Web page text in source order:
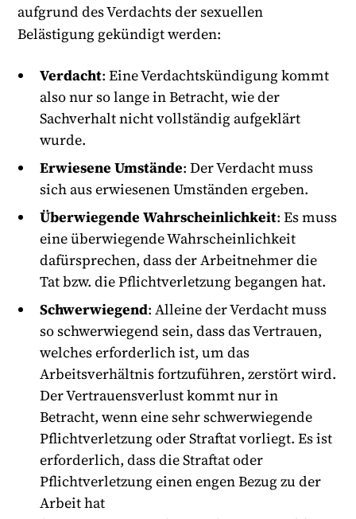
aufgrund des Verdachts der sexuellen
Belästigung gekündigt werden:
Verdacht: Eine Verdachtskündigung kommt
also nur so lange in Betracht, wie der
Sachverhalt nicht vollständig aufgeklärt
wurde.
Erwiesene Umstände: Der Verdacht muss
sich aus erwiesenen Umständen ergeben.
Überwiegende Wahrscheinlichkeit: Es muss
eine überwiegende Wahrscheinlichkeit
dafürsprechen, dass der Arbeitnehmer die
Tat bzw. die Pflichtverletzung begangen hat.
Schwerwiegend: Alleine der Verdacht muss
so schwerwiegend sein, dass das Vertrauen,
welches erforderlich ist, um das
Arbeitsverhältnis fortzuführen, zerstört wird.
Der Vertrauensverlust kommt nur in
Betracht, wenn eine sehr schwerwiegende
Pflichtverletzung oder Straftat vorliegt. Es ist
erforderlich, dass die Straftat oder
Pflichtverletzung einen engen Bezug zu der
Arbeit hat